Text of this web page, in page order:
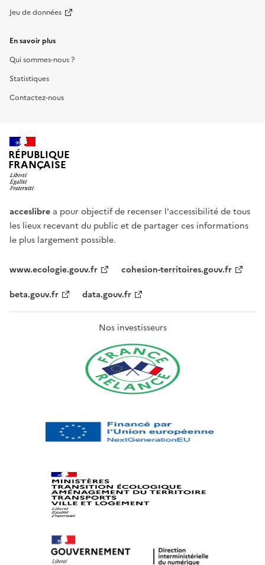
Jeu de données
En savoir plus
Qui sommes-nous ?
Statistiques
Contactez-nous
RÉPUBLIQUE
FRANÇAISE
acceslibre a pour objectif de recenser l'accessibilité de tous
les lieux recevant du public et de partager ces informations
le plus largement possible.
www.ecologie.gouv.fr
cohesion-territoires.gouv.fr
beta.gouv.fr
data.gouv.fr
Nos investisseurs